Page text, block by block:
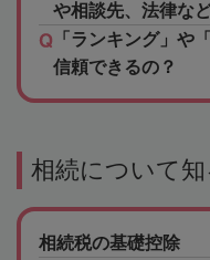
や相談先、法律な
「ランキング」や
信頼できるの？
相続について知
相続税の基礎控除